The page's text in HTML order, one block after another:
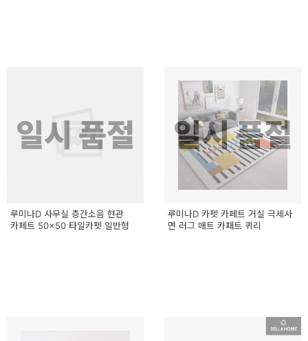
일시 품절
루미나D 사무실 층간소음 현관
카페트 50x50 타일카펫 일반형
일시 품절
루미나D 카펫 카페트 거실 극세사
면 러그 매트 카패트 퀴리